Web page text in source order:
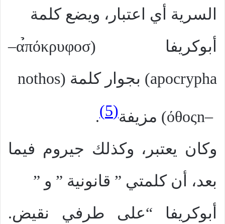
السرية أي اعتبار، ويضع كلمة
أبوكريفا (α̉πόκρυφοσ
–
apocrypha) بجوار كلمة (nothos
–
n
όθος) مزيفة(5)
.
وكان يعتبر، وكذلك جيروم فيما
بعد، أن كلمتي ” قانونية ” و ”
أبوكريفا “على طرفي نقيض.